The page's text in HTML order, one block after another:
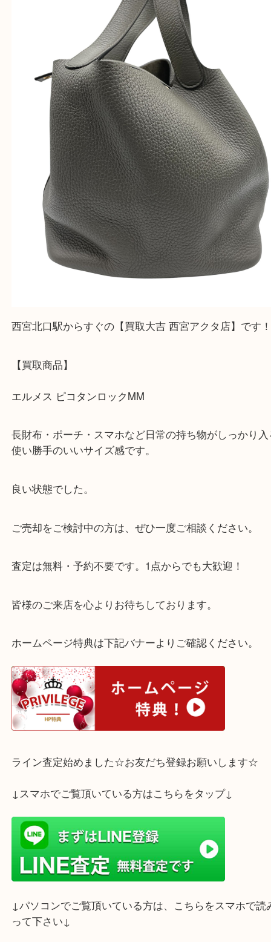
皆様のご来店を従業員一同、心からお待ちしており
Facebook
Twitter
Line
ピコタンロックMM
公開日:2026/01/30
ピコタンロックMM（ エルメス ピコタンロック
トリヨンクレマンス
ブランド
西宮北口駅からすぐの【買取大吉 西宮アクタ店】
【買取商品】
エルメス ピコタンロックMM
長財布・ポーチ・スマホなど日常の持ち物がしっか
ご売却をご検討中の方は、ぜひ一度ご相談ください
査定は無料・予約不要です。1点からでも大歓迎！
皆様のご来店を心よりお待ちしております。